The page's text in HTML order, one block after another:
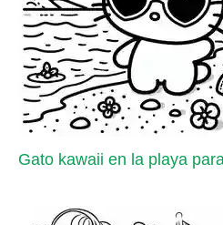
Gato kawaii en la playa